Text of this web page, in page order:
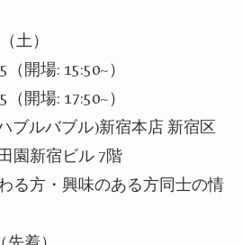
土）
開場: 15:50~）
開場: 17:50~）
ブルバブル)新宿本店 新宿区
園新宿ビル 7階
る方・興味のある方同士の情